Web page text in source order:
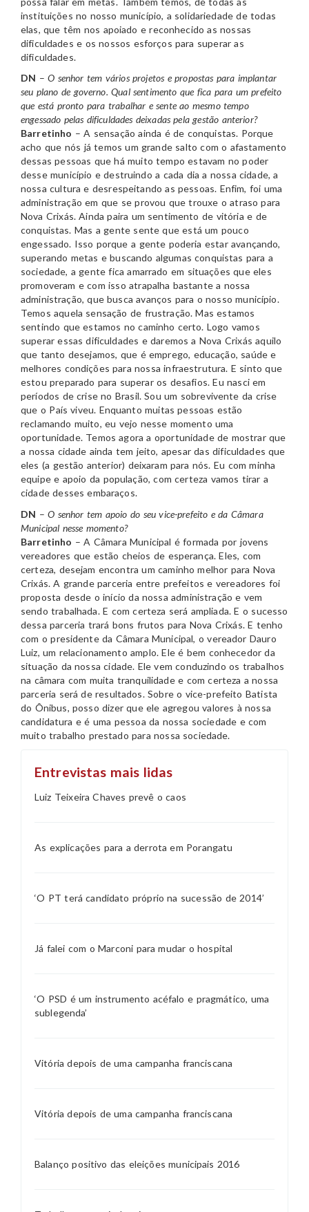
instituições no nosso município, a solidariedade de todas
elas, que têm nos apoiado e reconhecido as nossas
dificuldades e os nossos esforços para superar as
dificuldades.
DN –O senhor tem vários projetos e propostas para implantar
seu plano de governo. Qual sentimento que fica para um prefeito
que está pronto para trabalhar e sente ao mesmo tempo
engessado pelas dificuldades deixadas pela gestão anterior?
Barretinho – A sensação ainda é de conquistas. Porque
acho que nós já temos um grande salto com o afastamento
dessas pessoas que há muito tempo estavam no poder
desse município e destruindo a cada dia a nossa cidade, a
nossa cultura e desrespeitando as pessoas. Enfim, foi uma
administração em que se provou que trouxe o atraso para
Nova Crixás. Ainda paira um sentimento de vitória e de
conquistas. Mas a gente sente que está um pouco
engessado. Isso porque a gente poderia estar avançando,
superando metas e buscando algumas conquistas para a
sociedade, a gente fica amarrado em situações que eles
promoveram e com isso atrapalha bastante a nossa
administração, que busca avanços para o nosso município.
Temos aquela sensação de frustração. Mas estamos
sentindo que estamos no caminho certo. Logo vamos
superar essas dificuldades e daremos a Nova Crixás aquilo
que tanto desejamos, que é emprego, educação, saúde e
melhores condições para nossa infraestrutura. E sinto que
estou preparado para superar os desafios. Eu nasci em
períodos de crise no Brasil. Sou um sobrevivente da crise
que o País viveu. Enquanto muitas pessoas estão
reclamando muito, eu vejo nesse momento uma
oportunidade. Temos agora a oportunidade de mostrar que
a nossa cidade ainda tem jeito, apesar das dificuldades que
eles (a gestão anterior) deixaram para nós. Eu com minha
equipe e apoio da população, com certeza vamos tirar a
cidade desses embaraços.
DN –O senhor tem apoio do seu vice-prefeito e da Câmara
Municipal nesse momento?
Barretinho – A Câmara Municipal é formada por jovens
vereadores que estão cheios de esperança. Eles, com
certeza, desejam encontra um caminho melhor para Nova
Crixás. A grande parceria entre prefeitos e vereadores foi
proposta desde o início da nossa administração e vem
sendo trabalhada. E com certeza será ampliada. E o sucesso
dessa parceria trará bons frutos para Nova Crixás. E tenho
com o presidente da Câmara Municipal, o vereador Dauro
Luiz, um relacionamento amplo. Ele é bem conhecedor da
situação da nossa cidade. Ele vem conduzindo os trabalhos
na câmara com muita tranquilidade e com certeza a nossa
parceria será de resultados. Sobre o vice-prefeito Batista
do Ônibus, posso dizer que ele agregou valores à nossa
candidatura e é uma pessoa da nossa sociedade e com
muito trabalho prestado para nossa sociedade.
Entrevistas mais lidas
Luiz Teixeira Chaves prevê o caos
As explicações para a derrota em Porangatu
‘O PT terá candidato próprio na sucessão de 2014’
Já falei com o Marconi para mudar o hospital
‘O PSD é um instrumento acéfalo e pragmático, uma
sublegenda’
Vitória depois de uma campanha franciscana
Vitória depois de uma campanha franciscana
Balanço positivo das eleições municipais 2016